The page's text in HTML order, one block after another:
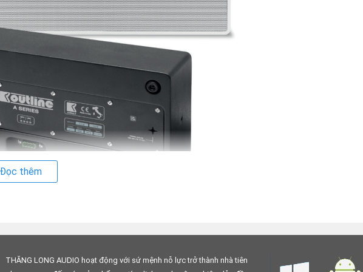
Đọc thêm
THĂNG LONG AUDIO hoạt động với sứ mệnh nỗ lực trở thành nhà tiên